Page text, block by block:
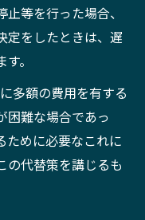
等を行った場合、
定をしたときは、遅
。
多額の費用を有する
困難な場合であっ
ために必要なこれに
の代替策を講じるも